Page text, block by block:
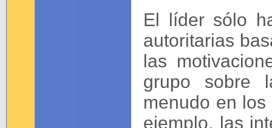
El líder sólo
autoritarias
las
grupo sobre
menudo en
ejemplo, las